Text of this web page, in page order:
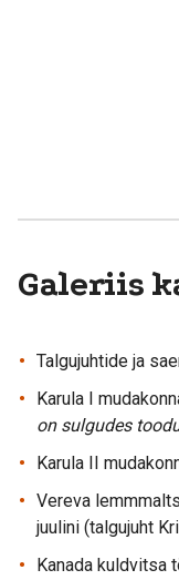
Galeriis
Talgujuhtide ja
Karula I
on sulgudes
Karula II
Vereva
juulini (talgujuht
Kanada kuldvitsa